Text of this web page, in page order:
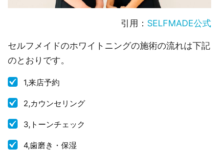
引用： SELFMADE公式
セルフメイドのホワイトニングの施術の流れは下記
のとおりです。
1,来店予約
2,カウンセリング
3,トーンチェック
4,歯磨き・保湿